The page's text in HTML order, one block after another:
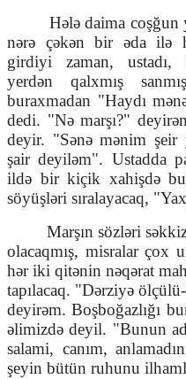
Hələ daima coşğun
nərə çəkən bir əda ilə
girdiyi zaman, ustadı,
yerdən qalxmış
buraxmadan "Haydı
dedi. "Nə marşı?"
deyir. "Sənə mənim şeir
şair deyiləm". Ustadda
ildə bir kiçik xahişdə
söyüşləri sıralayacaq,
Marşın sözləri
olacaqmış, misralar çox
hər iki qitənin nəqərat
tapılacaq. "Dərziyə
deyirəm. Boşboğazlığı
əlimizdə deyil. "Bunun
salami, canım,
şeyin bütün ruhunu